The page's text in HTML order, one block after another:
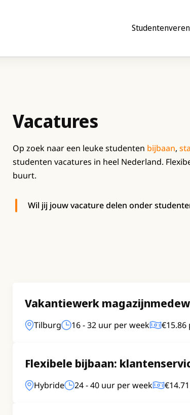
Vacatures
Op zoek naar een leuke studenten bijbaan,
studenten vacatures in heel Nederland.
buurt.
Wil jij jouw vacature delen onder
Vakantiewerk
Tilburg 16 - 32 uur per week
Flexibele bijbaan:
Hybride 24 - 40 uur per week